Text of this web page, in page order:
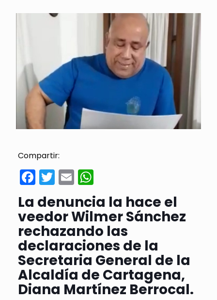
Compartir:
Facebook
Twitter
EmailWhatsApp
La denuncia la hace el
veedor Wilmer Sánchez
rechazando las
declaraciones de la
Secretaria General de la
Alcaldía de Cartagena,
Diana Martínez Berrocal.